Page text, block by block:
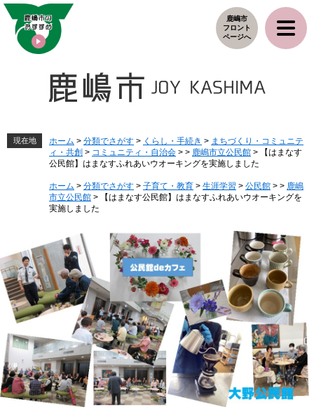
ペ
メ
鹿嶋市
フロント
ページへ
現在地 ホーム > 分類でさがす > くらし・手続き > まちづくり・コミュニテ
ィ・共創 > コミュニティ・自治会 > > 鹿嶋市立公民館 >
【はまなす
公民館】はまなすふれあいウオーキングを実施しました
ホーム > 分類でさがす > 子育て・教育 > 生涯学習 > 公民館 > > 鹿嶋
市立公民館 >
【はまなす公民館】はまなすふれあいウオーキングを
実施しました